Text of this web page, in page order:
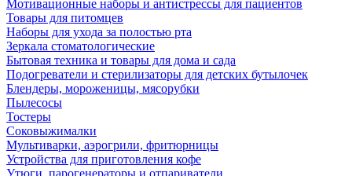
Мотивационные наборы и антистрессы для пациентов
Товары для питомцев
Наборы для ухода за полостью рта
Зеркала стоматологические
Бытовая техника и товары для дома и сада
Подогреватели и стерилизаторы для детских бутылочек
Блендеры, мороженицы, мясорубки
Пылесосы
Тостеры
Соковыжималки
Мультиварки, аэрогрили, фритюрницы
Устройства для приготовления кофе
Утюги, парогенераторы и отпариватели